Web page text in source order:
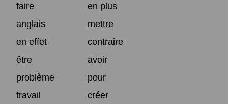
faire
en plus
anglais
mettre
en effet
contraire
être
avoir
problème
pour
travail
créer